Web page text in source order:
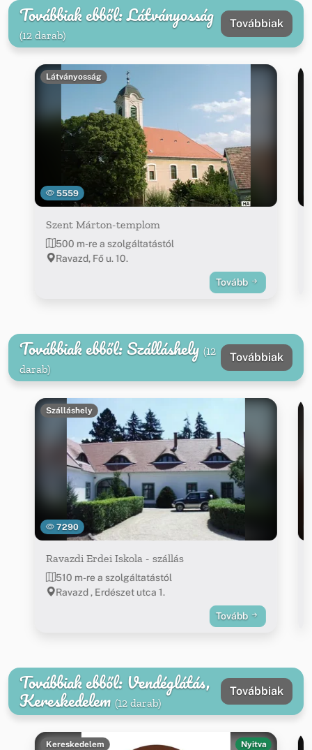
Továbbiak ebből: Látványosság
(12 darab)
Továbbiak
5559
Látványosság
Szent Márton-templom
500 m-re a szolgáltatástól
Ravazd, Fő u. 10.
Tovább
Továbbiak ebből: Szálláshely (12
darab)
Továbbiak
7290
Szálláshely
Ravazdi Erdei Iskola - szállás
510 m-re a szolgáltatástól
Ravazd , Erdészet utca 1.
Tovább
Továbbiak ebből: Vendéglátás,
Kereskedelem (12 darab)
Továbbiak
Kereskedelem Nyitva